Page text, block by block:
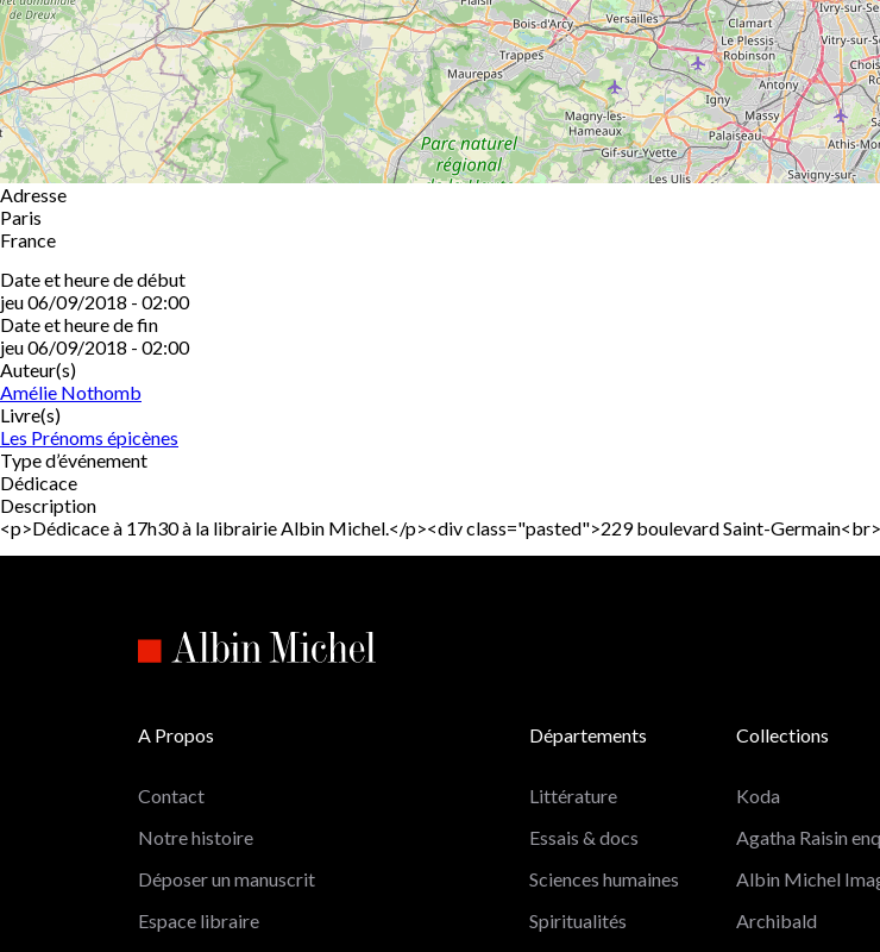
Adresse
Paris
France
Date et heure de début
jeu 06/09/2018 - 02:00
Date et heure de fin
jeu 06/09/2018 - 02:00
Auteur(s)
Amélie Nothomb
Livre(s)
Les Prénoms épicènes
Type d’événement
Dédicace
Description
<p>Dédicace à 17h30 à la librairie Albin Michel.</p><div class="pasted">229 boulevard Saint-
A Propos
Contact
Notre histoire
Déposer un manuscrit
Espace libraire
Départements
Littérature
Essais & docs
Sciences humaines
Spiritualités
Collections
Koda
Agatha Raisin
Albin Michel
Archibald